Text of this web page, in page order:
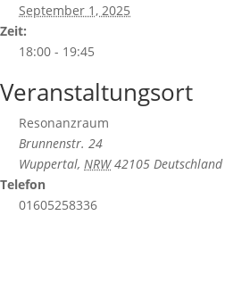
September 1, 2025
Zeit:
18:00 - 19:45
Veranstaltungsort
Resonanzraum
Brunnenstr. 24
Wuppertal, NRW 42105 Deutschland
Telefon
01605258336